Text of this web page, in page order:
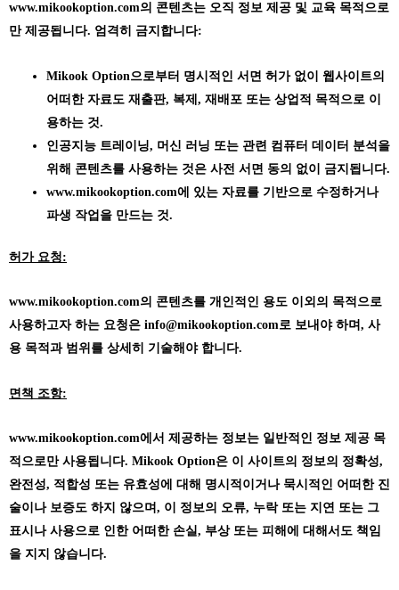
www.mikookoption.com의 콘텐츠는 오직 정보 제공 및 교육 목적으로
만 제공됩니다. 엄격히 금지합니다:
Mikook Option으로부터 명시적인 서면 허가 없이 웹사이트의
어떠한 자료도 재출판, 복제, 재배포 또는 상업적 목적으로 이
용하는 것.
인공지능 트레이닝, 머신 러닝 또는 관련 컴퓨터 데이터 분석을
위해 콘텐츠를 사용하는 것은 사전 서면 동의 없이 금지됩니다.
www.mikookoption.com에 있는 자료를 기반으로 수정하거나
파생 작업을 만드는 것.
허가 요청:
www.mikookoption.com의 콘텐츠를 개인적인 용도 이외의 목적으로
사용하고자 하는 요청은 info@mikookoption.com로 보내야 하며, 사
용 목적과 범위를 상세히 기술해야 합니다.
면책 조항:
www.mikookoption.com에서 제공하는 정보는 일반적인 정보 제공 목
적으로만 사용됩니다. Mikook Option은 이 사이트의 정보의 정확성,
완전성, 적합성 또는 유효성에 대해 명시적이거나 묵시적인 어떠한 진
술이나 보증도 하지 않으며, 이 정보의 오류, 누락 또는 지연 또는 그
표시나 사용으로 인한 어떠한 손실, 부상 또는 피해에 대해서도 책임
을 지지 않습니다.